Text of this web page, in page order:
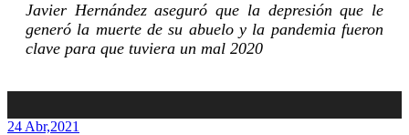
Javier Hernández aseguró que la depresión que le
generó la muerte de su abuelo y la pandemia fueron
clave para que tuviera un mal 2020
24 Abr,2021